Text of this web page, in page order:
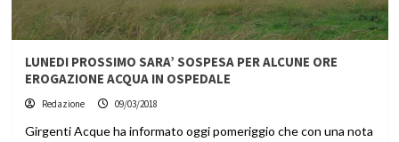
LUNEDI PROSSIMO SARA’ SOSPESA PER ALCUNE ORE
EROGAZIONE ACQUA IN OSPEDALE
Redazione 09/03/2018
Girgenti Acque ha informato oggi pomeriggio che con una nota